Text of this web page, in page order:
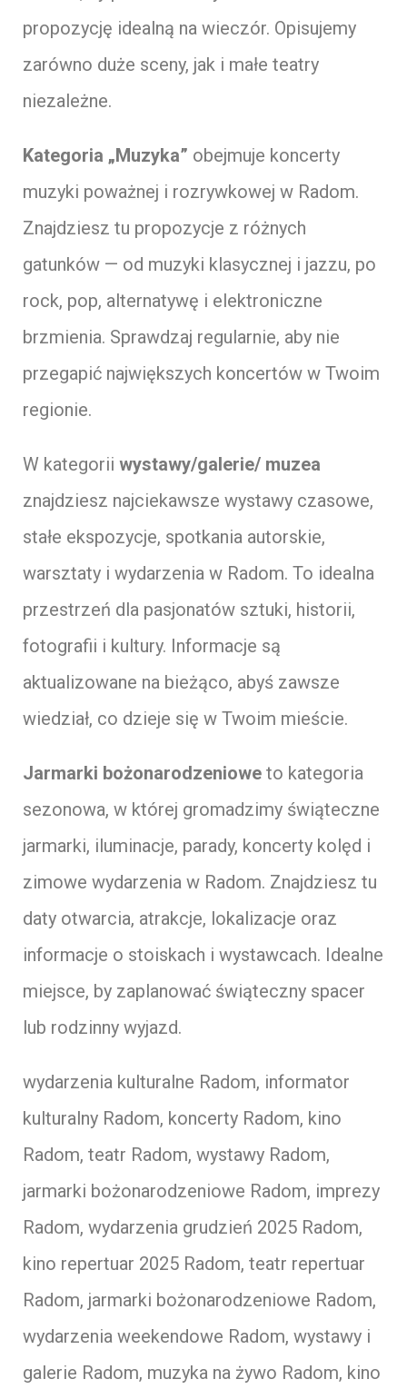
propozycję idealną na wieczór. Opisujemy
zarówno duże sceny, jak i małe teatry
niezależne.
Kategoria „Muzyka” obejmuje koncerty
muzyki poważnej i rozrywkowej w Radom.
Znajdziesz tu propozycje z różnych
gatunków — od muzyki klasycznej i jazzu, po
rock, pop, alternatywę i elektroniczne
brzmienia. Sprawdzaj regularnie, aby nie
przegapić największych koncertów w Twoim
regionie.
W kategorii wystawy/galerie/ muzea
znajdziesz najciekawsze wystawy czasowe,
stałe ekspozycje, spotkania autorskie,
warsztaty i wydarzenia w Radom. To idealna
przestrzeń dla pasjonatów sztuki, historii,
fotografii i kultury. Informacje są
aktualizowane na bieżąco, abyś zawsze
wiedział, co dzieje się w Twoim mieście.
Jarmarki bożonarodzeniowe to kategoria
sezonowa, w której gromadzimy świąteczne
jarmarki, iluminacje, parady, koncerty kolęd i
zimowe wydarzenia w Radom. Znajdziesz tu
daty otwarcia, atrakcje, lokalizacje oraz
informacje o stoiskach i wystawcach. Idealne
miejsce, by zaplanować świąteczny spacer
lub rodzinny wyjazd.
wydarzenia kulturalne Radom, informator
kulturalny Radom, koncerty Radom, kino
Radom, teatr Radom, wystawy Radom,
jarmarki bożonarodzeniowe Radom, imprezy
Radom, wydarzenia grudzień 2025 Radom,
kino repertuar 2025 Radom, teatr repertuar
Radom, jarmarki bożonarodzeniowe Radom,
wydarzenia weekendowe Radom, wystawy i
galerie Radom, muzyka na żywo Radom, kino